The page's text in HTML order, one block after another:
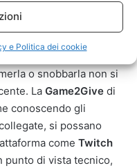
e Politica dei cookie
e offre grandi
o snobbarla non si
La Game2Give di
conoscendo gli
si possano
come Twitch
punto di vista tecnico,